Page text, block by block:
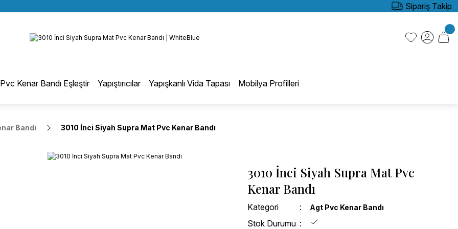
BÜTÜN ALIŞVERİŞLERİNİZDE KARGO BEDAVA!
KREDİ KARTINA 6 TAKSİT SEÇENEĞİ
Sipariş Takip
Pvc Kenar Bandı Eşleştir Yapıştırıcılar Yapışkanlı Vida Tapası Mobilya Profilleri
Bandı 3010 İnci Siyah Supra Mat Pvc Kenar Bandı
3010 İnci Siyah Supra Mat Pvc
Kenar Bandı
Kategori Agt Pvc Kenar Bandı
Stok Durumu
Eğri Kenar Hotmelt Tutkalı